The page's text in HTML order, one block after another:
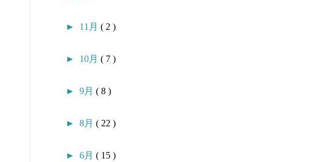
► 11月 ( 2 )
► 10月 ( 7 )
► 9月 ( 8 )
► 8月 ( 22 )
► 6月 ( 15 )